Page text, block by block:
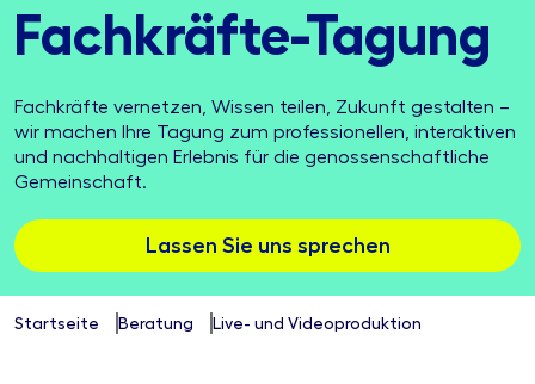
Fachkräfte-Tagung
Fachkräfte vernetzen, Wissen teilen, Zukunft gestalten –
wir machen Ihre Tagung zum professionellen, interaktiven
und nachhaltigen Erlebnis für die genossenschaftliche
Gemeinschaft.
Lassen Sie uns sprechen
Startseite Beratung Live- und Videoproduktion